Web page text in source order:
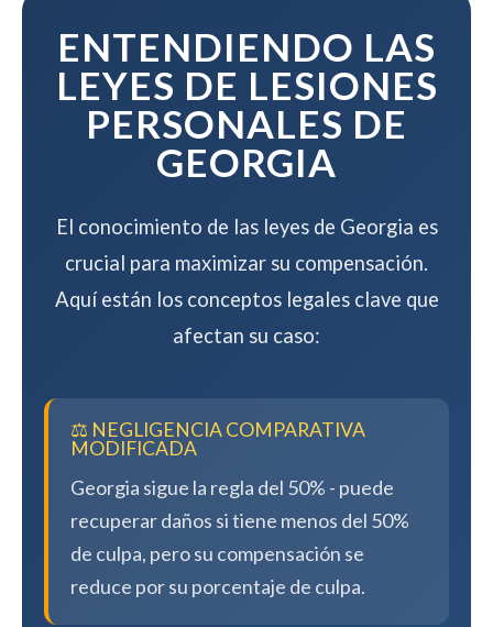
ENTENDIENDO LAS
LEYES DE LESIONES
PERSONALES DE
GEORGIA
El conocimiento de las leyes de Georgia es
crucial para maximizar su compensación.
Aquí están los conceptos legales clave que
afectan su caso:
⚖️ NEGLIGENCIA COMPARATIVA
MODIFICADA
Georgia sigue la regla del 50% - puede
recuperar daños si tiene menos del 50%
de culpa, pero su compensación se
reduce por su porcentaje de culpa.